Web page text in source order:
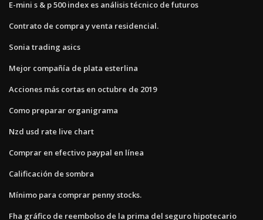
E-mini s & p 500 index es análisis técnico de futuros
Contrato de compra y venta residencial.
Sonia trading asics
Mejor compañía de plata esterlina
Acciones más cortas en octubre de 2019
Como preparar organigrama
Nzd usd rate live chart
Comprar en efectivo paypal en línea
Calificación de sombra
Mínimo para comprar penny stocks.
Fha gráfico de reembolso de la prima del seguro hipotecario